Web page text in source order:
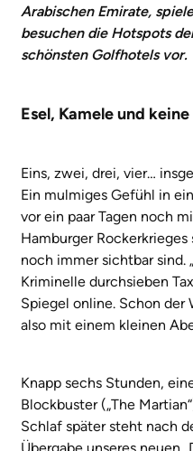
Arabischen Emirate,
besuchen die Hotspots
schönsten Golfhotels vor.
Esel, Kamele und
Eins, zwei, drei, vier…
Ein mulmiges Gefühl in
vor ein paar Tagen noch
Hamburger
noch immer sichtbar sind.
Kriminelle durchsieben
Spiegel online. Schon der
also mit einem kleinen
Knapp sechs Stunden,
Blockbuster („The
Schlaf später steht nach